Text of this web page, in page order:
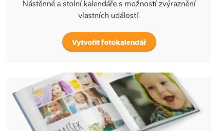
Nástěnné a stolní kalendáře s možností zvýraznění
vlastních událostí.
Vytvořit fotokalendář